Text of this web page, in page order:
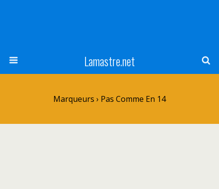
Lamastre.net
Marqueurs › Pas Comme En 14